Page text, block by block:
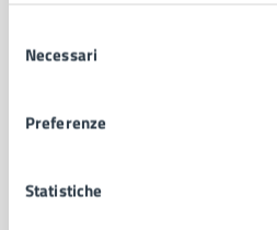
delNecessari
Preferenze
Statistiche
Municipalità
Uffici
Politici
Intranet, posta aziendale e protocollo